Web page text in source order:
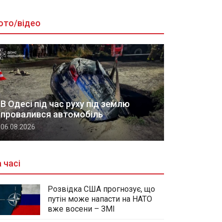
відео
В Одесі під час руху під землю
провалився автомобіль
06.08.2026
часі
Розвідка США прогнозує, що
путін може напасти на НАТО
вже восени – ЗМІ